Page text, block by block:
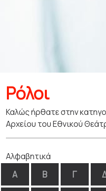
Ρόλοι
Καλώς ήρθατε στην
Αρχείου του Εθνικού
Αλφαβητικά
Α Β Γ